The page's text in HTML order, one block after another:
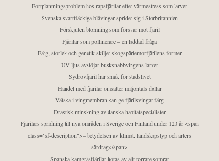
Fortplantningsproblem hos rapsfjärilar efter värmestress som larver
Svenska svartfläckiga blåvingar sprider sig i Storbritannien
Förskjuten blomning som försvar mot fjäril
Fjärilar som pollinerare – en laddad fråga
Färg, storlek och genetik skiljer skogspärlemorfjärilens former
UV-ljus avslöjar busksnabbvingens larver
Sydrovfjäril har smak för stadslivet
Handel med fjärilar omsätter miljontals dollar
Vätska i vingmembran kan ge fjärilsvingar färg
Drastisk minskning av danska habitatspecialister
Fjärilars spridning till nya områden i Sverige och Finland under 120 år <span
class="sf-description">– betydelsen av klimat, landskapstyp och arters
särdrag</span>
Spanska kamgräsfjärilar hotas av allt torrare somrar